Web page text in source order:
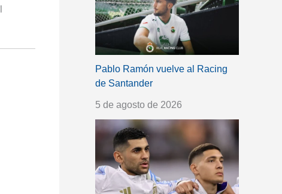
Pablo Ramón vuelve al Racing
de Santander
5 de agosto de 2026